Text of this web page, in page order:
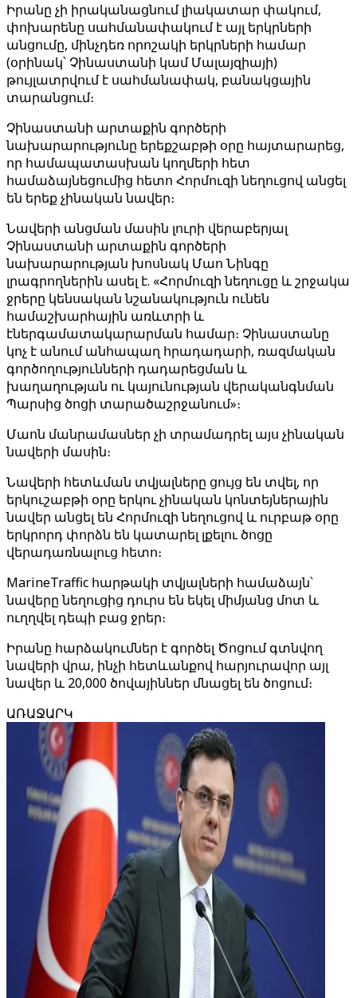
Իրանը չի իրականացնում լիակատար փակում,
փոխարենը սահմանափակում է այլ երկրների
անցումը, մինչդեռ որոշակի երկրների համար
(օրինակ՝ Չինաստանի կամ Մալայզիայի)
թույլատրվում է սահմանափակ, բանակցային
տարանցում։
Չինաստանի արտաքին գործերի
նախարարությունը երեքշաբթի օրը հայտարարեց,
որ համապատասխան կողմերի հետ
համաձայնեցումից հետո Հորմուզի նեղուցով անցել
են երեք չինական նավեր։
Նավերի անցման մասին լուրի վերաբերյալ
Չինաստանի արտաքին գործերի
նախարարության խոսնակ Մաո Նինգը
լրագրողներին ասել է. «Հորմուզի նեղուցը և շրջակա
ջրերը կենսական նշանակություն ունեն
համաշխարհային առևտրի և
էներգամատակարարման համար։ Չինաստանը
կոչ է անում անհապաղ հրադադարի, ռազմական
գործողությունների դադարեցման և
խաղաղության ու կայունության վերականգնման
Պարսից ծոցի տարածաշրջանում»։
Մաոն մանրամասներ չի տրամադրել այս չինական
նավերի մասին։
Նավերի հետևման տվյալները ցույց են տվել, որ
երկուշաբթի օրը երկու չինական կոնտեյներային
նավեր անցել են Հորմուզի նեղուցով և ուրբաթ օրը
երկրորդ փորձն են կատարել լքելու ծոցը
վերադառնալուց հետո։
MarineTraffic հարթակի տվյալների համաձայն՝
նավերը նեղուցից դուրս են եկել միմյանց մոտ և
ուղղվել դեպի բաց ջրեր։
Իրանը հարձակումներ է գործել Ծոցում գտնվող
նավերի վրա, ինչի հետևանքով հարյուրավոր այլ
նավեր և 20,000 ծովայիններ մնացել են ծոցում։
ԱՌԱՋԱՐԿ